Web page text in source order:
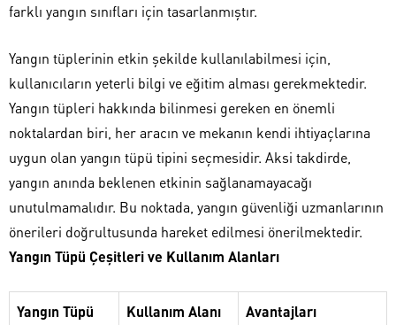
farklı yangın sınıfları için tasarlanmıştır.
Yangın tüplerinin etkin şekilde kullanılabilmesi için,
kullanıcıların yeterli bilgi ve eğitim alması gerekmektedir.
Yangın tüpleri hakkında bilinmesi gereken en önemli
noktalardan biri, her aracın ve mekanın kendi ihtiyaçlarına
uygun olan yangın tüpü tipini seçmesidir. Aksi takdirde,
yangın anında beklenen etkinin sağlanamayacağı
unutulmamalıdır. Bu noktada, yangın güvenliği uzmanlarının
önerileri doğrultusunda hareket edilmesi önerilmektedir.
Yangın Tüpü Çeşitleri ve Kullanım Alanları
Yangın Tüpü
Kullanım Alanı Avantajları